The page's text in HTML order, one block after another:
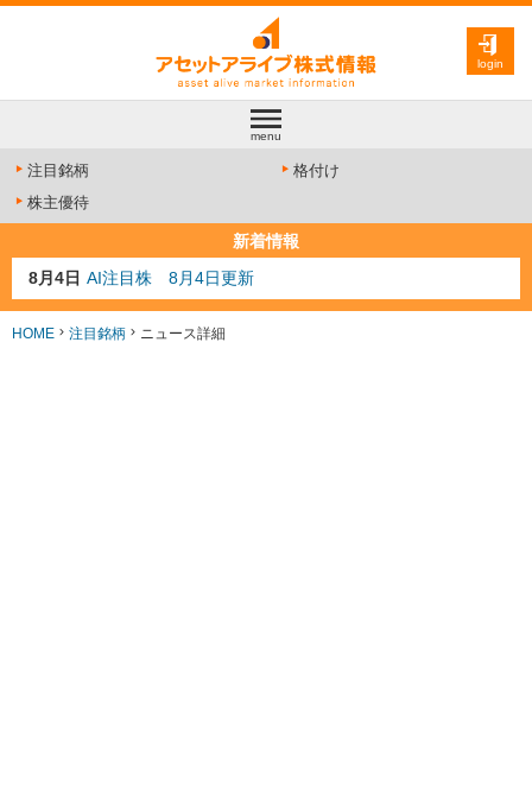
login
menu
注目銘柄
格付け
株主優待
新着情報
8月4日 AI注目株 8月4日更新
8月3日 人気業種注目株 8月3日更新
8月2日 金融注目株 8月2日更新
HOME 注目銘柄 ニュース詳細